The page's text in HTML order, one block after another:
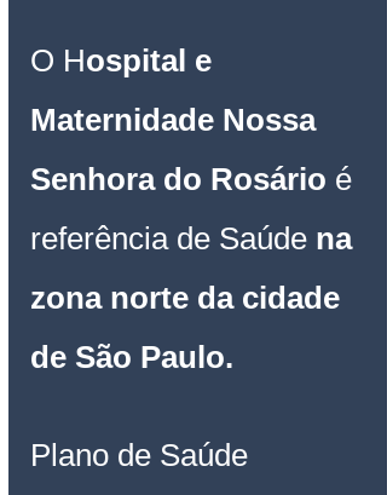
O Hospital e
Maternidade Nossa
Senhora do Rosário é
referência de Saúde na
zona norte da cidade
de São Paulo.
Plano de Saúde